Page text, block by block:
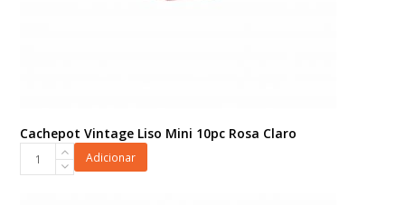
Cachepot Vintage Liso Mini 10pc Rosa Claro
Cachepot
Adicionar